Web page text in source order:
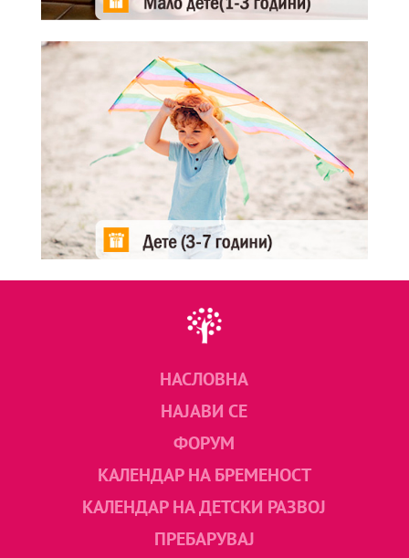
НАСЛОВНА
НАЈАВИ СЕ
ФОРУМ
КАЛЕНДАР НА БРЕМЕНОСТ
КАЛЕНДАР НА ДЕТСКИ РАЗВОЈ
ПРЕБАРУВАЈ